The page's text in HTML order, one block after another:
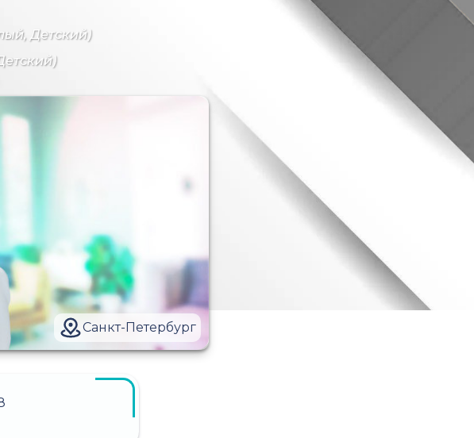
Детский)
Санкт-Петербург